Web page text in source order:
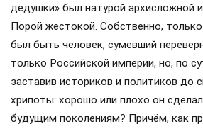
дедушки» был натурой архисложной
Порой жестокой. Собственно,
был быть человек, сумевший
только Российской империи, но, по
заставив историков и политиков до
хрипоты: хорошо или плохо он
будущим поколениям? Причём, как